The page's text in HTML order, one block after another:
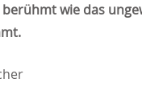
berühmt wie das